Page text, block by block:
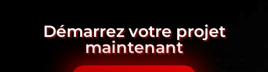
Démarrez votre projet
maintenant